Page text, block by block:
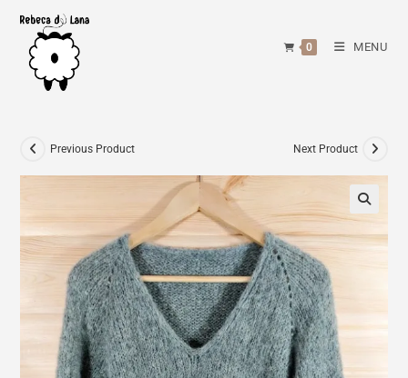
content
0 MENU
Previous Product Next Product